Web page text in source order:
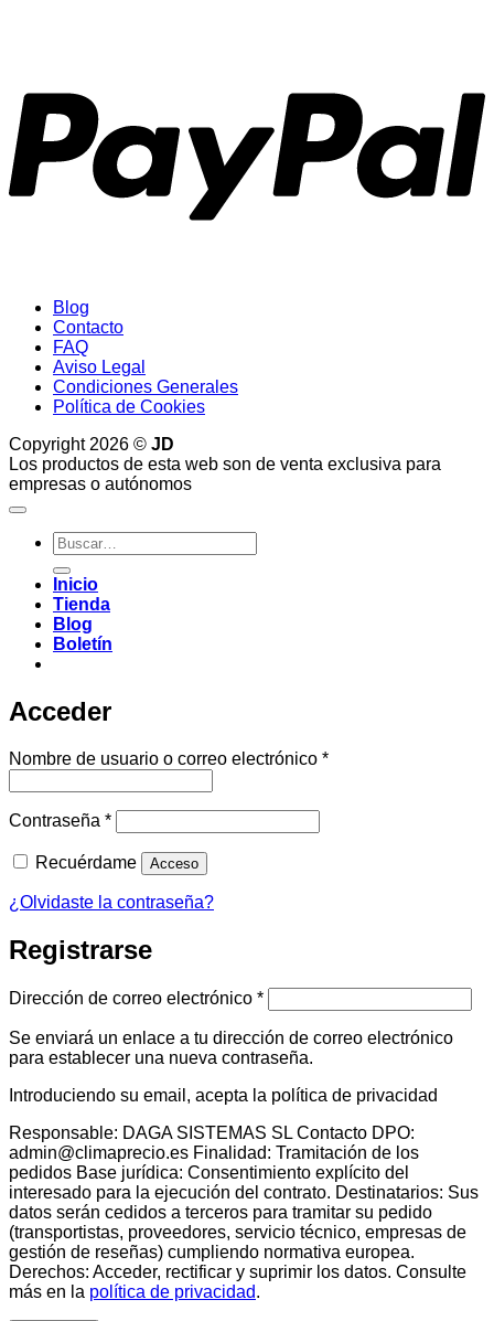
Blog
Contacto
FAQ
Aviso Legal
Condiciones Generales
Política de Cookies
Copyright 2026 © JD
Los productos de esta web son de venta exclusiva para
empresas o autónomos
Buscar
por:
Inicio
Tienda
Blog
Boletín
Acceder
Nombre de usuario o correo electrónico *Obligatorio
Contraseña *Obligatorio
Recuérdame Acceso
¿Olvidaste la contraseña?
Registrarse
Dirección de correo electrónico *Obligatorio
Se enviará un enlace a tu dirección de correo electrónico
para establecer una nueva contraseña.
Introduciendo su email, acepta la política de privacidad
Responsable: DAGA SISTEMAS SL Contacto DPO:
admin@climaprecio.es Finalidad: Tramitación de los
pedidos Base jurídica: Consentimiento explícito del
interesado para la ejecución del contrato. Destinatarios: Sus
datos serán cedidos a terceros para tramitar su pedido
(transportistas, proveedores, servicio técnico, empresas de
gestión de reseñas) cumpliendo normativa europea.
Derechos: Acceder, rectificar y suprimir los datos. Consulte
más en la política de privacidad.